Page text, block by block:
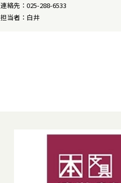
連絡先：025-288-6533
担当者：白井